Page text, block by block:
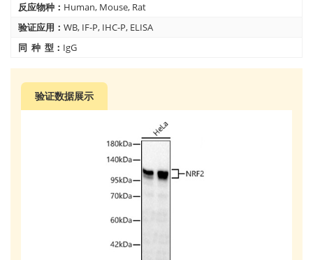
反应物种： Human, Mouse, Rat
验证应用： WB, IF-P, IHC-P, ELISA
同 种 型： IgG
验证数据展示